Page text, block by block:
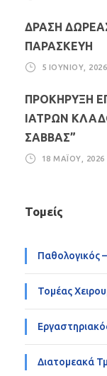
ΔΡΑΣΗ
ΠΑΡΑΣΚΕΥΗ
5 ΙΟΥΝΊΟΥ, 2026
ΠΡΟΚΗΡΥΞΗ
ΙΑΤΡΩΝ
ΣΑΒΒΑΣ”
18 ΜΑΪ́ΟΥ, 2026
Τομείς
Παθολογικός
Τομέας
Διατομεακά